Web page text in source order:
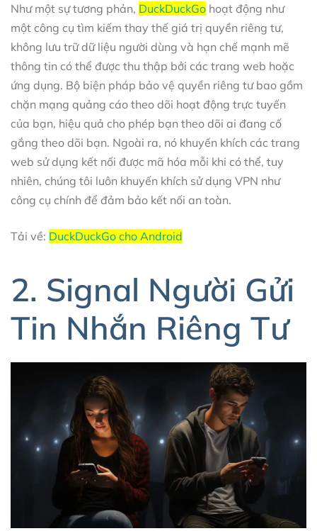
Như một sự tương phản, DuckDuckGo hoạt động như
một công cụ tìm kiếm thay thế giá trị quyền riêng tư,
không lưu trữ dữ liệu người dùng và hạn chế mạnh mẽ
thông tin có thể được thu thập bởi các trang web hoặc
ứng dụng. Bộ biện pháp bảo vệ quyền riêng tư bao gồm
chặn mạng quảng cáo theo dõi hoạt động trực tuyến
của bạn, hiệu quả cho phép bạn theo dõi ai đang cố
gắng theo dõi bạn. Ngoài ra, nó khuyến khích các trang
web sử dụng kết nối được mã hóa mỗi khi có thể, tuy
nhiên, chúng tôi luôn khuyến khích sử dụng VPN như
công cụ chính để đảm bảo kết nối an toàn.
Tải về: DuckDuckGo cho Android
2. Signal Người Gửi
Tin Nhắn Riêng Tư